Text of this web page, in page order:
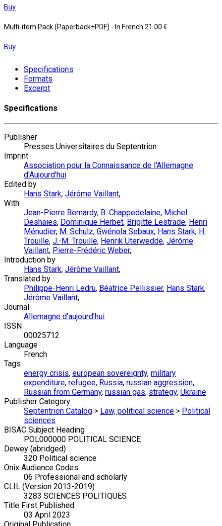
Buy
Multi-item Pack (Paperback+PDF) - In French 21.00 €
Buy
Specifications
Formats
Excerpt
Specifications
Publisher
Presses Universitaires du Septentrion
Imprint
Association pour la Connaissance de l'Allemagne
d'Aujourd'hui
Edited by
Hans Stark, Jérôme Vaillant,
With
Jean-Pierre Bernardy, B. Chappedelaine, Michel
Deshaies, Dominique Herbet, Brigitte Lestrade, Henri
Ménudier, M. Schulz, Gwénola Sebaux, Hans Stark, H.
Trouille, J.-M. Trouille, Henrik Uterwedde, Jérôme
Vaillant, Pierre-Frédéric Weber,
Introduction by
Hans Stark, Jérôme Vaillant,
Translated by
Philippe-Henri Ledru, Béatrice Pellissier, Hans Stark,
Jérôme Vaillant,
Journal
Allemagne d'aujourd'hui
ISSN
00025712
Language
French
Tags
energy crisis, european sovereignty, military
expenditure, refugee, Russia, russian aggression,
Russian from Germany, russian gas, strategy, Ukraine
Publisher Category
Septentrion Catalog > Law, political science > Political
sciences
BISAC Subject Heading
POL000000 POLITICAL SCIENCE
Dewey (abridged)
320 Political science
Onix Audience Codes
06 Professional and scholarly
CLIL (Version 2013-2019)
3283 SCIENCES POLITIQUES
Title First Published
03 April 2023